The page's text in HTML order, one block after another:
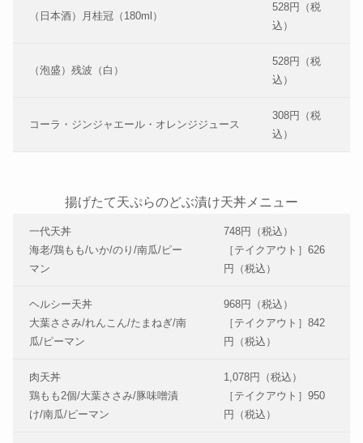
（日本酒）月桂冠（180ml）
528円（税
込）
（泡盛）残波（白）
528円（税
込）
コーラ・ジンジャエール・オレンジジュース
308円（税
込）
揚げたて天ぷらのどぶ漬け天丼メニュー
一代天丼
海老/鶏もも/いか/のり/南瓜/ピー
マン
748円（税込）
［テイクアウト］626
円（税込）
ヘルシー天丼
大葉ささみ/れんこん/たまねぎ/南
瓜/ピーマン
968円（税込）
［テイクアウト］842
円（税込）
肉天丼
鶏もも2個/大葉ささみ/豚味噌漬
け/南瓜/ピーマン
1,078円（税込）
［テイクアウト］950
円（税込）